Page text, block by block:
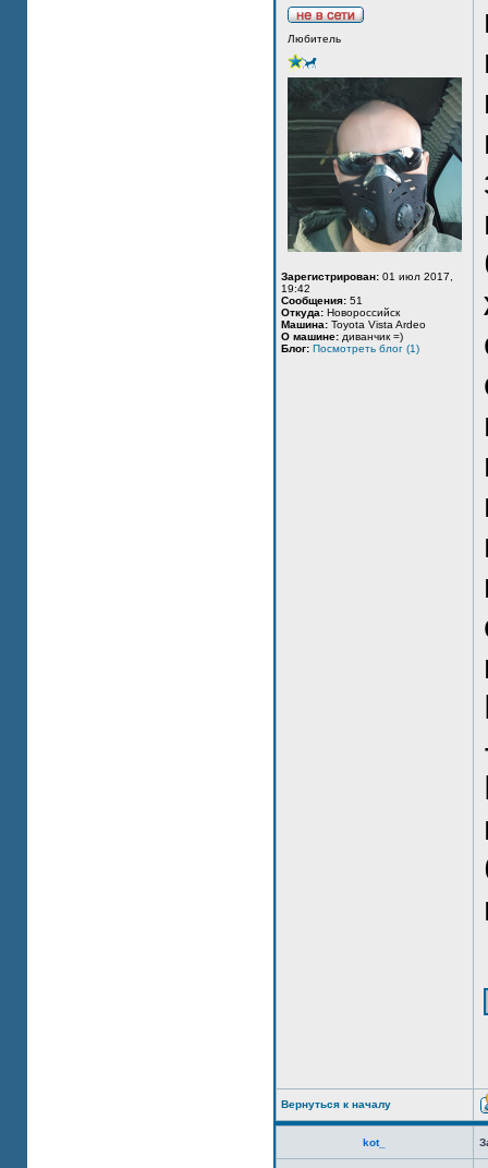
Любитель
Зарегистрирован: 01 июл 2017,
19:42
Сообщения: 51
Откуда: Новороссийск
Машина: Toyota Vista Ardeo
О машине: диванчик =)
Блог: Посмотреть блог (1)
Вернуться к началу
kot_